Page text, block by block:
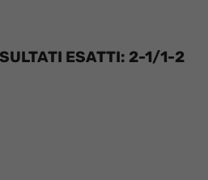
ESATTI: 2-1/1-2